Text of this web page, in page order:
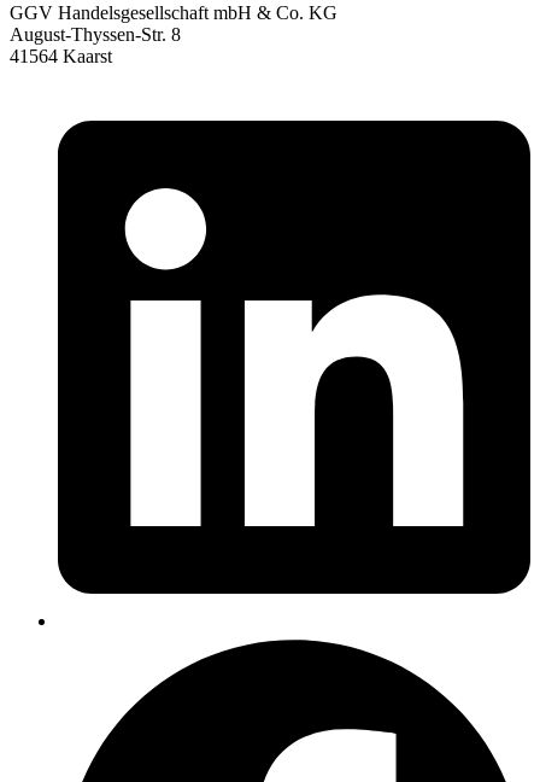
GGV Handelsgesellschaft mbH & Co. KG
August-Thyssen-Str. 8
41564 Kaarst